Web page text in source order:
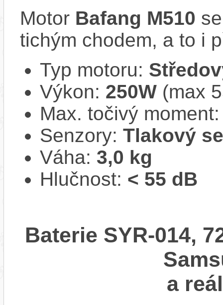
Motor Bafang M510
tichým chodem, a to i
Typ motoru:
Výkon: 250W (max
Max. točivý
Senzory: Tlakový
Váha: 3,0 kg
Hlučnost: < 55 dB
Baterie SYR-014,
a